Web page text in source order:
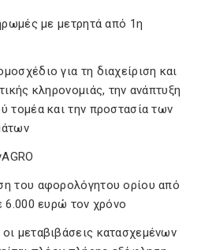
με μετρητά από 1η
για τη διαχείριση και
κληρονομιάς, την ανάπτυξη
τομέα και την προστασία των
του αφορολόγητου ορίου από
6.000 ευρώ τον χρόνο
μεταβιβάσεις κατασχεμένων